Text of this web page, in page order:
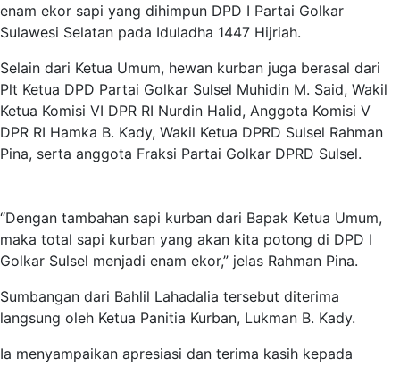
enam ekor sapi yang dihimpun DPD I Partai Golkar
Sulawesi Selatan pada Iduladha 1447 Hijriah.
Selain dari Ketua Umum, hewan kurban juga berasal dari
Plt Ketua DPD Partai Golkar Sulsel Muhidin M. Said, Wakil
Ketua Komisi VI DPR RI Nurdin Halid, Anggota Komisi V
DPR RI Hamka B. Kady, Wakil Ketua DPRD Sulsel Rahman
Pina, serta anggota Fraksi Partai Golkar DPRD Sulsel.
“Dengan tambahan sapi kurban dari Bapak Ketua Umum,
maka total sapi kurban yang akan kita potong di DPD I
Golkar Sulsel menjadi enam ekor,” jelas Rahman Pina.
Sumbangan dari Bahlil Lahadalia tersebut diterima
langsung oleh Ketua Panitia Kurban, Lukman B. Kady.
Ia menyampaikan apresiasi dan terima kasih kepada